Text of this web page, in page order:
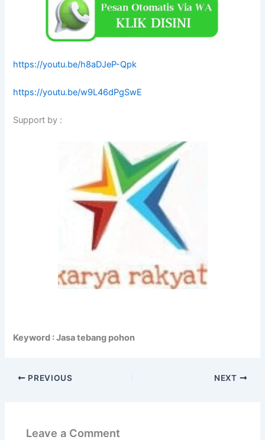
https://youtu.be/h8aDJeP-Qpk
https://youtu.be/w9L46dPgSwE
Support by :
Keyword : Jasa tebang pohon
PREVIOUS NEXT
Leave a Comment